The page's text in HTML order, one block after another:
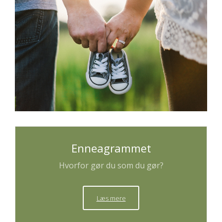
Enneagrammet
Hvorfor gør du som du gør?
Læs mere